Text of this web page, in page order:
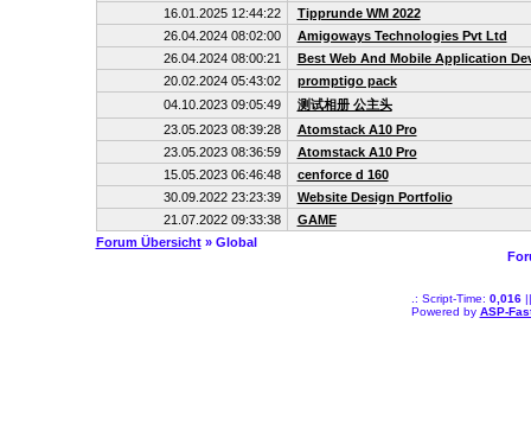
16.01.2025 12:44:22
Tipprunde WM 2022
26.04.2024 08:02:00
Amigoways Technologies Pvt Ltd
26.04.2024 08:00:21
Best Web And Mobile Application
20.02.2024 05:43:02
promptigo pack
04.10.2023 09:05:49
测试相册 公主头
23.05.2023 08:39:28
Atomstack A10 Pro
23.05.2023 08:36:59
Atomstack A10 Pro
15.05.2023 06:46:48
cenforce d 160
30.09.2022 23:23:39
Website Design Portfolio
21.07.2022 09:33:38
GAME
Forum Übersicht» Global
.: Script-Time: 0,016||
Powered by ASP-